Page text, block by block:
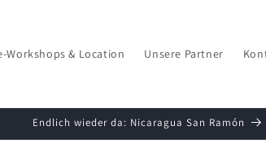
Workshops & Location Unsere Partner
Endlich wieder da: Nicaragua San Ramón